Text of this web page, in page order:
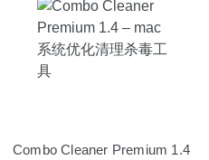
Combo Cleaner Premium 1.4